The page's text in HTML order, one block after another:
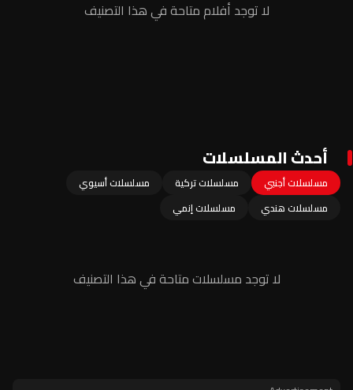
لا توجد أفلام متاحة في هذا التصنيف
أحدث المسلسلات
مسلسلات أجنبي مسلسلات تركية
مسلسلات أسيوي
مسلسلات هندي
مسلسلات إنمي
لا توجد مسلسلات متاحة في هذا التصنيف